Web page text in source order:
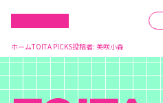
ホームTOITA PICKS投稿者: 美咲小森